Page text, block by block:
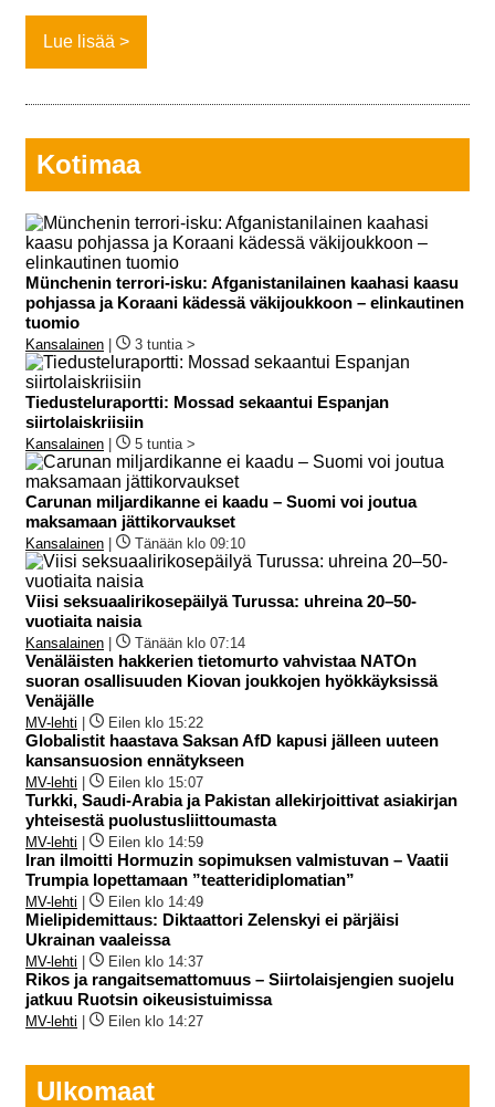
Lue lisää
Kotimaa
Münchenin terrori-isku: Afganistanilainen kaahasi kaasu
pohjassa ja Koraani kädessä väkijoukkoon – elinkautinen
tuomio
Kansalainen | 3 tuntia >
Tiedusteluraportti: Mossad sekaantui Espanjan
siirtolaiskriisiin
Kansalainen | 5 tuntia >
Carunan miljardikanne ei kaadu – Suomi voi joutua
maksamaan jättikorvaukset
Kansalainen | Tänään klo 09:10
Viisi seksuaalirikosepäilyä Turussa: uhreina 20–50-
vuotiaita naisia
Kansalainen | Tänään klo 07:14
Venäläisten hakkerien tietomurto vahvistaa NATOn
suoran osallisuuden Kiovan joukkojen hyökkäyksissä
Venäjälle
MV-lehti | Eilen klo 15:22
Globalistit haastava Saksan AfD kapusi jälleen uuteen
kansansuosion ennätykseen
MV-lehti | Eilen klo 15:07
Turkki, Saudi-Arabia ja Pakistan allekirjoittivat asiakirjan
yhteisestä puolustusliittoumasta
MV-lehti | Eilen klo 14:59
Iran ilmoitti Hormuzin sopimuksen valmistuvan – Vaatii
Trumpia lopettamaan ”teatteridiplomatian”
MV-lehti | Eilen klo 14:49
Mielipidemittaus: Diktaattori Zelenskyi ei pärjäisi
Ukrainan vaaleissa
MV-lehti | Eilen klo 14:37
Rikos ja rangaitsemattomuus – Siirtolaisjengien suojelu
jatkuu Ruotsin oikeusistuimissa
MV-lehti | Eilen klo 14:27
Ulkomaat